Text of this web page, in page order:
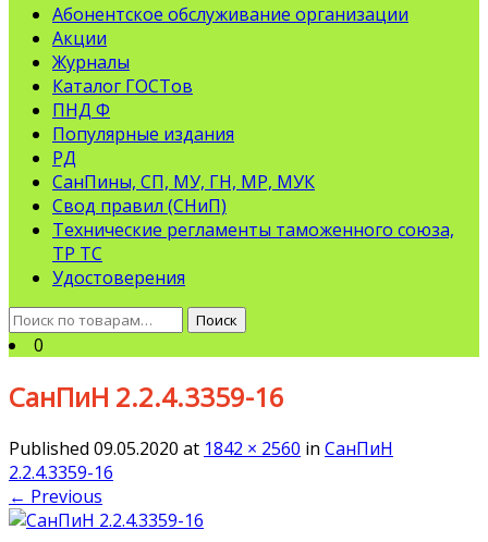
Абонентское обслуживание организации
Акции
Журналы
Каталог ГОСТов
ПНД Ф
Популярные издания
РД
СанПины, СП, МУ, ГН, МР, МУК
Свод правил (СНиП)
Технические регламенты таможенного союза,
ТР ТС
Удостоверения
Искать:
Поиск
0
СанПиН 2.2.4.3359-16
Published 09.05.2020 at 1842 × 2560 in СанПиН
2.2.4.3359-16
← Previous